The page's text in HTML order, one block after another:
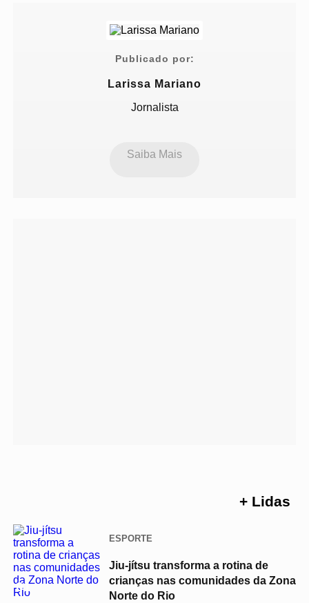
Publicado por:
Larissa Mariano
Jornalista
Saiba Mais
+ Lidas
01
ESPORTE
Jiu-jítsu transforma a rotina de
crianças nas comunidades da Zona
Norte do Rio